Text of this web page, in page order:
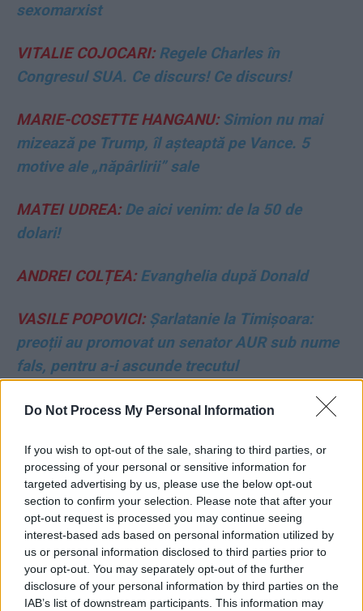
Do Not Process My Personal Information
If you wish to opt-out of the sale, sharing to third parties, or
processing of your personal or sensitive information for
targeted advertising by us, please use the below opt-out
section to confirm your selection. Please note that after your
opt-out request is processed you may continue seeing
interest-based ads based on personal information utilized by
us or personal information disclosed to third parties prior to
your opt-out. You may separately opt-out of the further
disclosure of your personal information by third parties on the
IAB’s list of downstream participants. This information may
sexomarxist
VITALIE COJOCARI:Regele Charles în
Congresul SUA. Ce discurs! Ce discurs!
MARIE-COSETTE HANGANU:Simion nu mai
mizează pe Trump, îl așteaptă pe Vance. 5
motive ale „năpârlirii” sale
MATEI UDREA:De aici venim: de la 50 de
dolari!
ANDREI COLȚEA:Evanghelia după Donald
VASILE POPOVICI:Șarlatanie la Timișoara:
preoții au promovat un senator AUR sub nume
fals, pentru a-i ascunde trecutul
FLORIN BURTA:Grindeanu pune cruce PSD-ului
GHEORGHE POSTELNICU: Un elefant se legăna
pe o pânză de păianjen
DANIEL UNCU: Suveranismul de fugă. Cazul